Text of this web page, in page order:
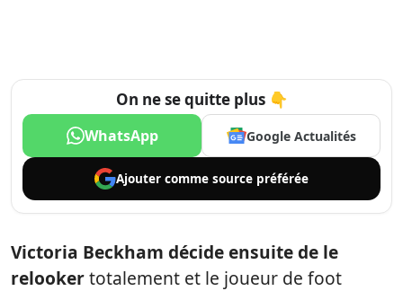
On ne se quitte plus 👇
WhatsApp Google Actualités
Ajouter comme source préférée
Victoria Beckham décide ensuite de le
relookertotalement et le joueur de foot